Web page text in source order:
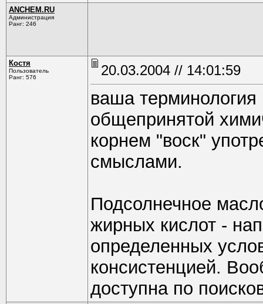
ANCHEM.RU
Администрация
Ранг: 246
Костя
Пользователь
Ранг: 576
20.03.2004 // 14:01:59
ваша терминология
общепринятой
корнем "воск"
смыслами.
Подсолнечное
жирных кислот -
определенных
консистенцией.
доступна по